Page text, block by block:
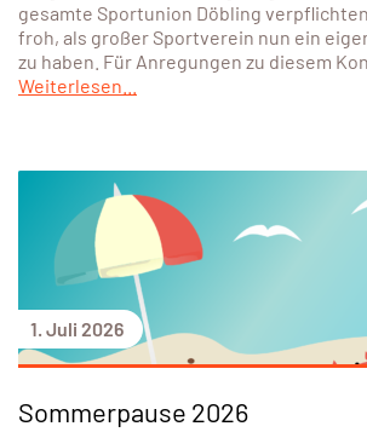
gesamte Sportunion Döbling
froh, als großer Sportverein nun ein
zu haben. Für Anregungen zu diesem
Weiterlesen...
1. Juli 2026
Sommerpause 2026